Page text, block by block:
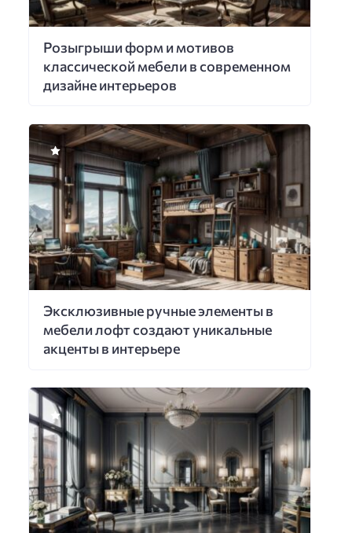
Розыгрыши форм и мотивов
классической мебели в современном
дизайне интерьеров
Эксклюзивные ручные элементы в
мебели лофт создают уникальные
акценты в интерьере